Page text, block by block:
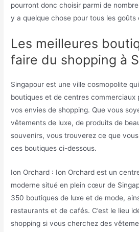
pourront donc choisir parmi de
y a quelque chose pour tous les goûts
Les meilleures
faire du shopping à
Singapour est une ville cosmopolite
boutiques et de centres commerciaux
vos envies de shopping. Que vous
vêtements de luxe, de produits de
souvenirs, vous trouverez ce que
ces boutiques ci-dessous.
Ion Orchard : Ion Orchard est un
moderne situé en plein cœur de
350 boutiques de luxe et de mode,
restaurants et de cafés. C’est le lieu
shopping si vous cherchez des